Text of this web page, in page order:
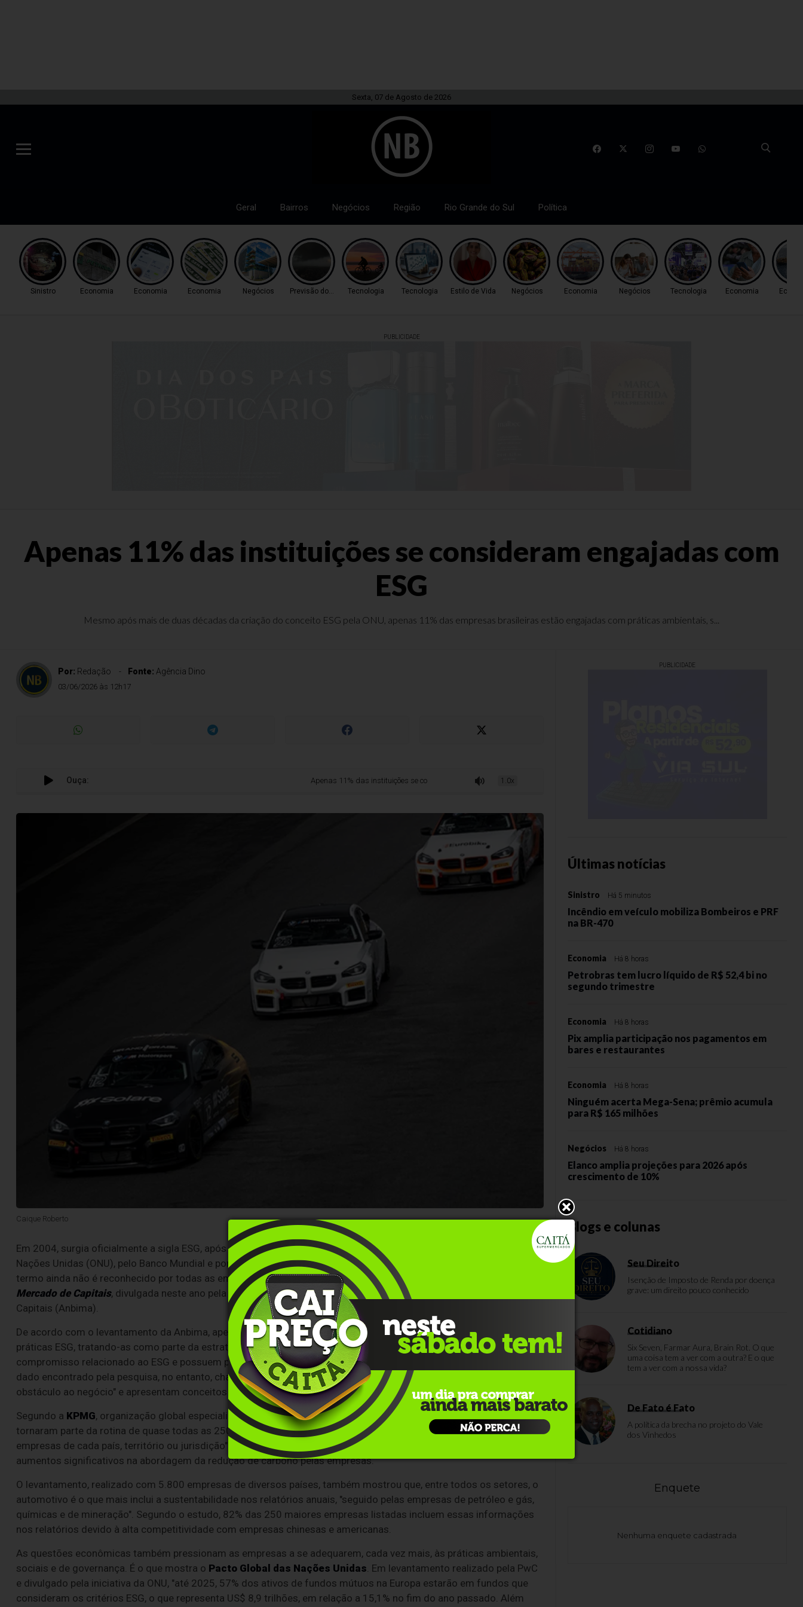
Sexta, 07 de Agosto de 2026
Geral Bairros Negócios Região Rio Grande do Sul Política
Sinistro Economia Economia Economia Negócios Previsão do TempoTecnologia Tecnologia Estilo de Vida Negócios Economia Negócios Tecnologia Economia
PUBLICIDADE
Apenas 11% das instituições se consideram engajadas com
ESG
Mesmo após mais de duas décadas da criação do conceito ESG pela ONU, apenas 11% das empresas brasileiras estão engajadas com práticas ambientais, s...
Por: Redação Fonte: Agência Dino
03/06/2026 às 12h17
Ouça: Apenas 11% das instituições se consideram engajadas com ESG1.0x
Caique Roberto
Em 2004, surgia oficialmente a sigla ESG, após a elaboração do documento Who Cares Wins
pela Organização das
Nações Unidas (ONU), pelo Banco Mundial e por instituições financeiras globais. E, após 22 anos, o significado do
termo ainda não é reconhecido por todas as empresas, como aponta a pesquisa Retrato da Sustentabilidade no
Mercado de Capitais, divulgada neste ano pela Associação Brasileira das Entidades dos Mercados Financeiro e de
Capitais (Anbima).
De acordo com o levantamento da Anbima, apenas 11% das empresaspesquisadas estão engajadas com as
práticas ESG, tratando-as como parte da estratégia empresarial. Já 28% entendem que a sustentabilidade é um
compromisso relacionado ao ESG e possuem pelo menos dois pilares incorporados à cultura da companhia. Um
dado encontrado pela pesquisa, no entanto, chama a atenção: 7% percebem a sustentabilidade como uma "ameaça e
obstáculo ao negócio" e apresentam conceitos equivocados sobre o tema.
Segundo a KPMG, organização global especializada em auditoria e consultoria, "os relatórios de sustentabilidade se
tornaram parte da rotina de quase todas as 250 maiores empresas do mundo e da grande maioria das 100 maiores
empresas de cada país, território ou jurisdição". O estudo também apontou que os anos de 2022 e 2023 registraram
aumentos significativos na abordagem da redução de carbono pelas empresas.
O levantamento, realizado com 5.800 empresas de diversos países, também mostrou que, entre todos os setores, o
automotivo é o que mais inclui a sustentabilidade nos relatórios anuais, "seguido pelas empresas de petróleo e gás,
químicas e de mineração". Segundo o estudo, 82% das 250 maiores empresas listadas incluem essas informações
nos relatórios devido à alta competitividade com empresas chinesas e americanas.
As questões econômicas também pressionam as empresas a se adequarem, cada vez mais, às práticas ambientais,
sociais e de governança. É o que mostra o Pacto Global das Nações Unidas . Em levantamento realizado pela PwC
e divulgado pela iniciativa da ONU, "até 2025, 57% dos ativos de fundos mútuos na Europa estarão em fundos que
consideram os critérios ESG, o que representa US$ 8,9 trilhões, em relação a 15,1% no fim do ano passado. Além
PUBLICIDADE
Últimas notícias
Sinistro Há 5 minutos
Incêndio em veículo mobiliza Bombeiros e PRF
na BR-470
Economia Há 8 horas
Petrobras tem lucro líquido de R$ 52,4 bi no
segundo trimestre
Economia Há 8 horas
Pix amplia participação nos pagamentos em
bares e restaurantes
Economia Há 8 horas
Ninguém acerta Mega-Sena; prêmio acumula
para R$ 165 milhões
Negócios Há 8 horas
Elanco amplia projeções para 2026 após
crescimento de 10%
Blogs e colunas
Seu Direito
Isenção de Imposto de Renda por doença
grave: um direito pouco conhecido
Cotidiano
Six Seven, Farmar Aura, Brain Rot. O que
uma coisa tem a ver com a outra? E o que
tem a ver com a nossa vida?
De Fato é Fato
A política da brecha no projeto do Vale
dos Vinhedos
Enquete
Nenhuma enquete cadastrada